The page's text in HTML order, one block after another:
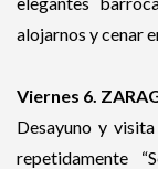
alojarnos y cenar
Viernes 6.
Desayuno y
repetidamente